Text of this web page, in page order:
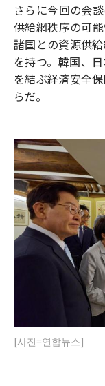
さらに今回の会
供給網秩序の可
諸国との資源供
を持つ。韓国、
を結ぶ経済安全
らだ。
[사진=연합뉴스]